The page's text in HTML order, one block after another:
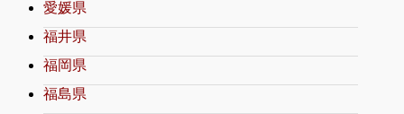
愛媛県
福井県
福岡県
福島県